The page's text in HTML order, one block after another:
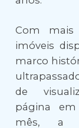
Com
imóveis
marco
de
página
mês, a